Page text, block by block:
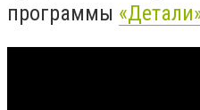
программы